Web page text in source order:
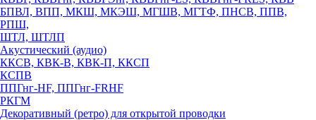
БПВЛ, ВПП, МКШ, МКЭШ, МГШВ, МГТФ, ПНСВ, ППВ,
РПШ,
ШТЛ, ШТЛП
Акустический (аудио)
ККСВ, КВК-В, КВК-П, ККСП
КСПВ
ППГнг-HF, ППГнг-FRHF
РКГМ
Декоративный (ретро) для открытой проводки